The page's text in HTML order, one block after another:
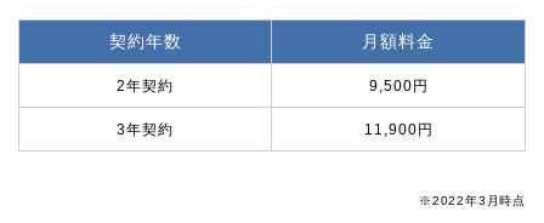
契約年数 月額料金
2年契約 9,500円
3年契約 11,900円
※2022年3月時点